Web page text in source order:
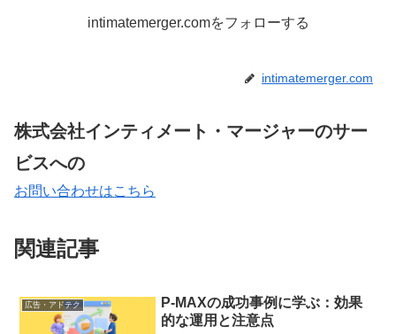
intimatemerger.comをフォローする
intimatemerger.com
株式会社インティメート・マージャーのサー
ビスへの
お問い合わせはこちら
関連記事
広告・アドテク
P-MAXの成功事例に学ぶ：効果
的な運用と注意点